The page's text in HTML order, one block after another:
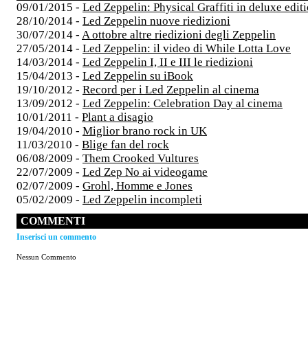
09/01/2015 - Led Zeppelin: Physical Graffiti in deluxe
28/10/2014 - Led Zeppelin nuove riedizioni
30/07/2014 - A ottobre altre riedizioni degli Zeppelin
27/05/2014 - Led Zeppelin: il video di While Lotta Love
14/03/2014 - Led Zeppelin I, II e III le riedizioni
15/04/2013 - Led Zeppelin su iBook
19/10/2012 - Record per i Led Zeppelin al cinema
13/09/2012 - Led Zeppelin: Celebration Day al cinema
10/01/2011 - Plant a disagio
19/04/2010 - Miglior brano rock in UK
11/03/2010 - Blige fan del rock
06/08/2009 - Them Crooked Vultures
22/07/2009 - Led Zep No ai videogame
02/07/2009 - Grohl, Homme e Jones
05/02/2009 - Led Zeppelin incompleti
COMMENTI
Inserisci un commento
Nessun Commento